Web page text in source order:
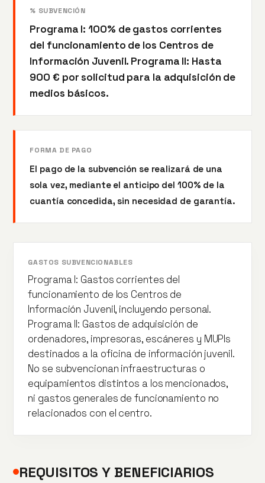
% SUBVENCIÓN
Programa I: 100% de gastos corrientes
del funcionamiento de los Centros de
Información Juvenil. Programa II: Hasta
900 € por solicitud para la adquisición de
medios básicos.
FORMA DE PAGO
El pago de la subvención se realizará de una
sola vez, mediante el anticipo del 100% de la
cuantía concedida, sin necesidad de garantía.
GASTOS SUBVENCIONABLES
Programa I: Gastos corrientes del
funcionamiento de los Centros de
Información Juvenil, incluyendo personal.
Programa II: Gastos de adquisición de
ordenadores, impresoras, escáneres y MUPIs
destinados a la oficina de información juvenil.
No se subvencionan infraestructuras o
equipamientos distintos a los mencionados,
ni gastos generales de funcionamiento no
relacionados con el centro.
REQUISITOS Y BENEFICIARIOS